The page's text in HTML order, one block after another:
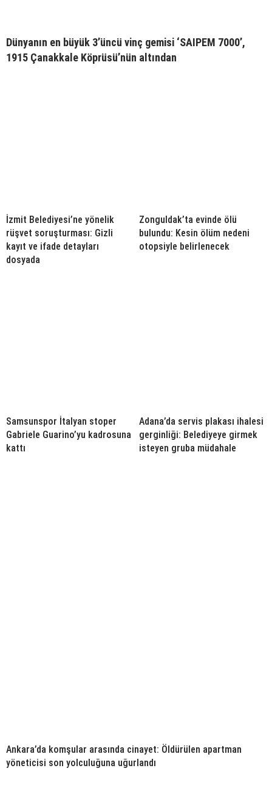
Dünyanın en büyük 3’üncü vinç gemisi ‘SAIPEM 7000’,
1915 Çanakkale Köprüsü’nün altından
İzmit Belediyesi’ne yönelik
rüşvet soruşturması: Gizli
kayıt ve ifade detayları
dosyada
Zonguldak’ta evinde ölü
bulundu: Kesin ölüm nedeni
otopsiyle belirlenecek
Samsunspor İtalyan stoper
Gabriele Guarino’yu kadrosuna
kattı
Adana’da servis plakası ihalesi
gerginliği: Belediyeye girmek
isteyen gruba müdahale
Ankara’da komşular arasında cinayet: Öldürülen apartman
yöneticisi son yolculuğuna uğurlandı